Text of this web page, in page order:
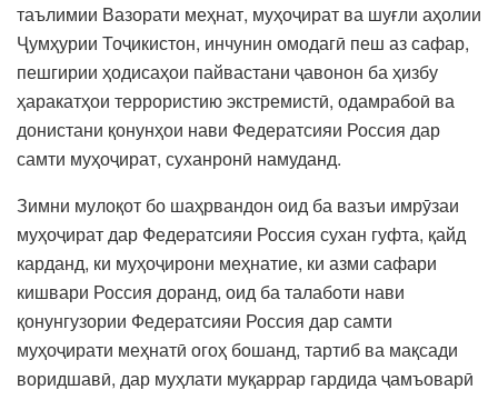
таълимии Вазорати меҳнат, муҳоҷират ва шуғли аҳолии
Ҷумҳурии Тоҷикистон, инчунин омодагӣ пеш аз сафар,
пешгирии ҳодисаҳои пайвастани ҷавонон ба ҳизбу
ҳаракатҳои террористию экстремистӣ, одамрабоӣ ва
донистани қонунҳои нави Федератсияи Россия дар
самти муҳоҷират, суханронӣ намуданд.
Зимни мулоқот бо шаҳрвандон оид ба вазъи имрӯзаи
муҳоҷират дар Федератсияи Россия сухан гуфта, қайд
карданд, ки муҳоҷирони меҳнатие, ки азми сафари
кишвари Россия доранд, оид ба талаботи нави
қонунгузории Федератсияи Россия дар самти
муҳоҷирати меҳнатӣ огоҳ бошанд, тартиб ва мақсади
воридшавӣ, дар муҳлати муқаррар гардида ҷамъоварӣ